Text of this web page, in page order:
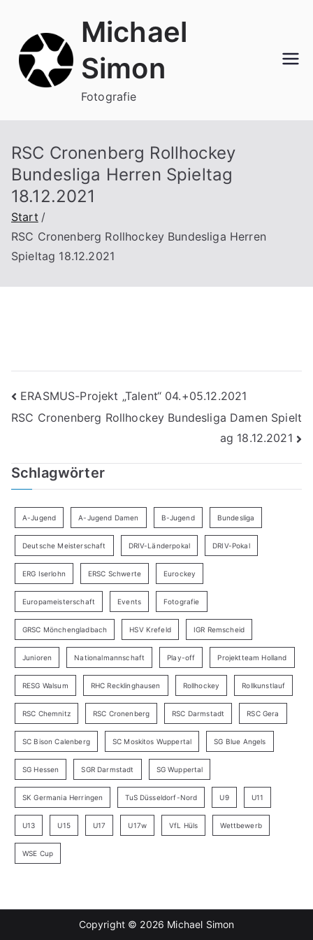
springen
Michael
Simon
Fotografie
RSC Cronenberg Rollhockey
Bundesliga Herren Spieltag
18.12.2021
Start
RSC Cronenberg Rollhockey Bundesliga Herren
Spieltag 18.12.2021
Beitragsnavigation
ERASMUS-Projekt „Talent“ 04.+05.12.2021
RSC Cronenberg Rollhockey Bundesliga Damen Spielt
ag 18.12.2021
Schlagwörter
A-Jugend A-Jugend Damen B-Jugend Bundesliga
Deutsche Meisterschaft DRIV-Länderpokal DRIV-Pokal
ERG Iserlohn ERSC Schwerte Eurockey
Europameisterschaft Events Fotografie
GRSC Mönchengladbach HSV Krefeld IGR Remscheid
Junioren Nationalmannschaft Play-off Projektteam Holland
RESG Walsum RHC Recklinghausen Rollhockey Rollkunstlauf
RSC Chemnitz RSC Cronenberg RSC Darmstadt RSC Gera
SC Bison Calenberg SC Moskitos Wuppertal SG Blue Angels
SG Hessen SGR Darmstadt SG Wuppertal
SK Germania Herringen TuS Düsseldorf-Nord U9 U11
U13 U15 U17 U17w VfL Hüls Wettbewerb
WSE Cup
Copyright © 2026 Michael Simon